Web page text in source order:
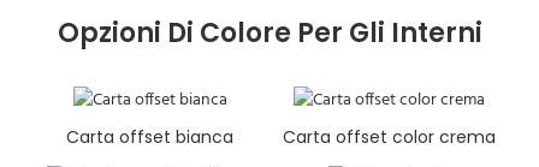
Opzioni Di Colore Per Gli Interni
Carta offset bianca Carta offset color crema